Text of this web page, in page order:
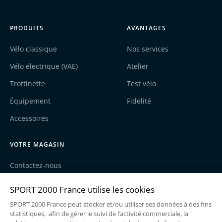
PRODUITS
Vélo classique
Vélo électrique (VAE)
Trottinette
Équipement
Accessoires
AVANTAGES
Nos services
Atelier
Test vélo
Fidelité
VOTRE MAGASIN
Contactez-nous
Recrutement